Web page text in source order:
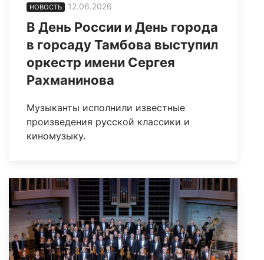
НОВОСТЬ 12.06.2026
В День России и День города
в горсаду Тамбова выступил
оркестр имени Сергея
Рахманинова
Музыканты исполнили известные
произведения русской классики и
киномузыку.